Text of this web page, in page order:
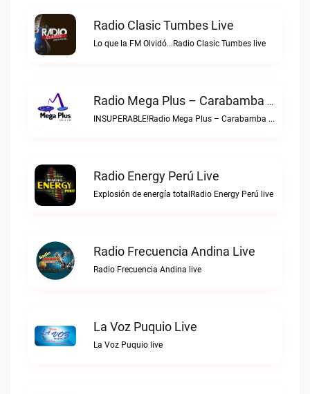
Radio Clasic Tumbes Live
Lo que la FM Olvidó...Radio Clasic Tumbes live
Radio Mega Plus – Carabamba Live
INSUPERABLE!Radio Mega Plus – Carabamba live
Radio Energy Perú Live
Explosión de energía totalRadio Energy Perú live
Radio Frecuencia Andina Live
Radio Frecuencia Andina live
La Voz Puquio Live
La Voz Puquio live